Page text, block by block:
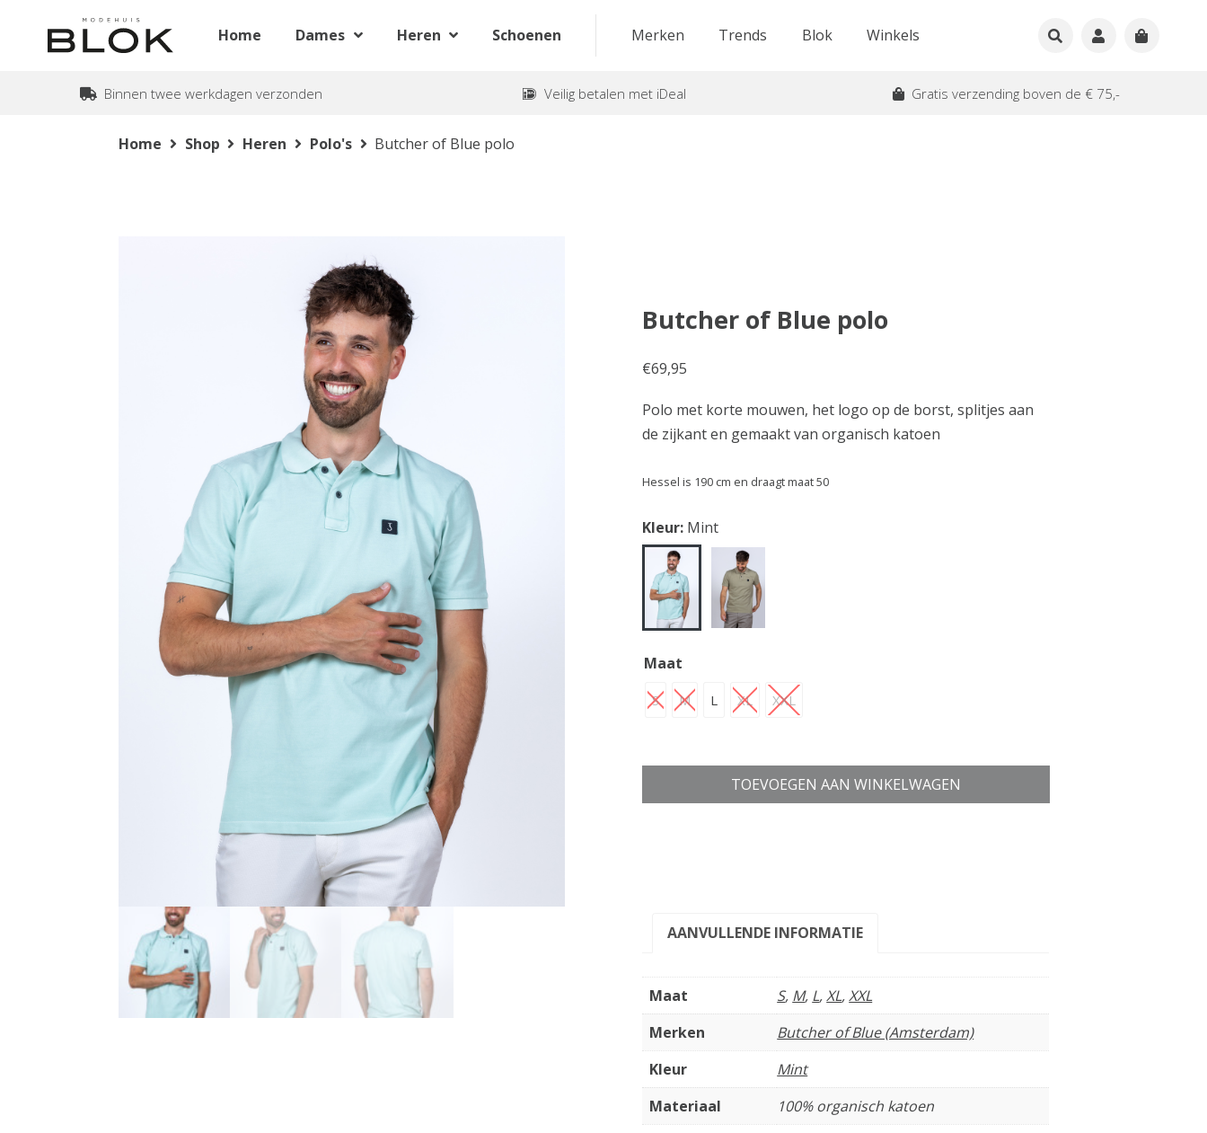
Home Dames Heren Schoenen Merken Trends Blok Winkels
Binnen twee werkdagen verzonden Veilig betalen met iDeal Gratis verzending boven de € 75,-
Home Shop Heren Polo's Butcher of Blue polo
Butcher of Blue polo
€69,95
Polo met korte mouwen, het logo op de borst, splitjes aan
de zijkant en gemaakt van organisch katoen
Hessel is 190 cm en draagt maat 50
Kleur: Mint
Maat
S M L XL XXL
TOEVOEGEN AAN WINKELWAGEN
AANVULLENDE INFORMATIE
Maat S, M, L,XL,XXL
Merken
Butcher of Blue (Amsterdam)
Kleur
Mint
Materiaal
100% organisch katoen